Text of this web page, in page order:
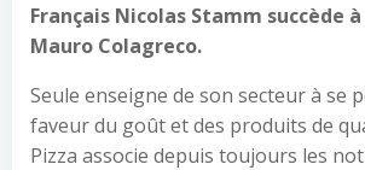
Français Nicolas Stamm succède
Mauro Colagreco.
Seule enseigne de son secteur à se
faveur du goût et des produits de
Pizza associe depuis toujours les